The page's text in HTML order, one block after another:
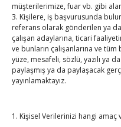
müşterilerimize, fuar vb. gibi
3. Kişilere, iş başvurusunda
referans olarak gönderilen ya
çalışan adaylarına, ticari
ve bunların çalışanlarına ve tüm
yüze, mesafeli, sözlü, yazılı ya
paylaşmış ya da paylaşacak
yayınlamaktayız.
1. Kişisel Verilerinizi hangi
ByTUTSOon Ağu 4, 2026
Hisarcıklıoğlu Muğla İl/
ile buluştu
By TUTSOon Ağu 2, 2026